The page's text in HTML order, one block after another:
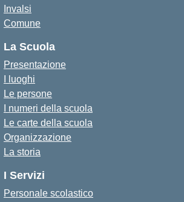
Invalsi
Comune
La Scuola
Presentazione
I luoghi
Le persone
I numeri della scuola
Le carte della scuola
Organizzazione
La storia
I Servizi
Personale scolastico